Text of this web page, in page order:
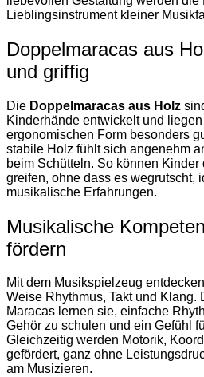
Lieblingsinstrument kleiner
Doppelmaracas aus
und griffig
Die Doppelmaracas aus Holz
Kinderhände entwickelt und
ergonomischen Form besonders
stabile Holz fühlt sich angenehm
beim Schütteln. So können Kinder
greifen, ohne dass es wegrutscht,
musikalische Erfahrungen.
Musikalische
fördern
Mit dem Musikspielzeug
Weise Rhythmus, Takt und Klang.
Maracas lernen sie, einfache
Gehör zu schulen und ein Gefühl
Gleichzeitig werden Motorik,
gefördert, ganz ohne
am Musizieren.